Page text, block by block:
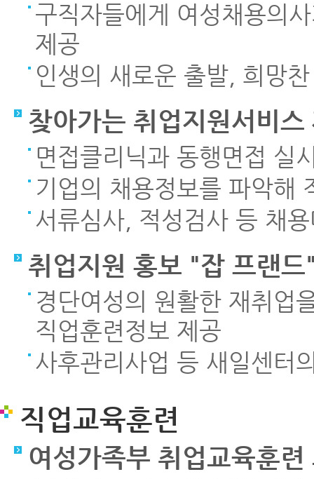
구직자들에게 여성채용의
제공
인생의 새로운 출발, 희망
찾아가는 취업지원서비스
면접클리닉과 동행면접 실
기업의 채용정보를 파악해
서류심사, 적성검사 등 채
취업지원 홍보 "잡 프랜드
경단여성의 원활한 재취업
직업훈련정보 제공
사후관리사업 등 새일센터
직업교육훈련
여성가족부 취업교육훈련